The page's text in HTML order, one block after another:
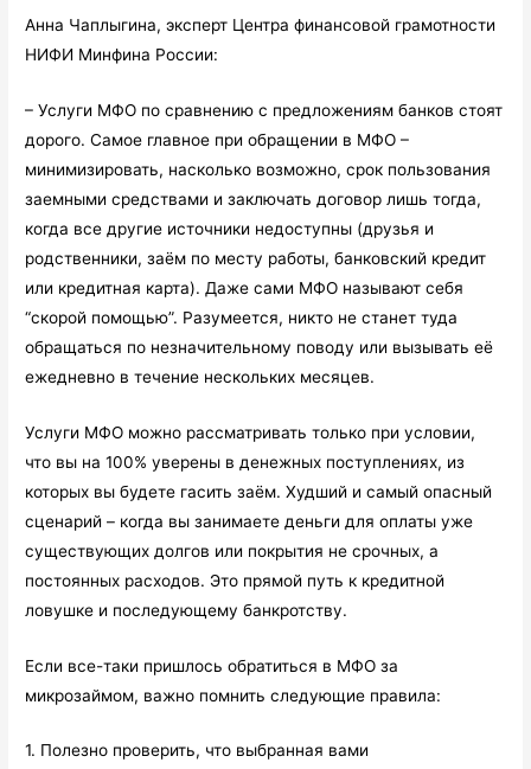
Анна Чаплыгина, эксперт Центра финансовой грамотности
НИФИ Минфина России:
– Услуги МФО по сравнению с предложениям банков стоят
дорого. Самое главное при обращении в МФО –
минимизировать, насколько возможно, срок пользования
заемными средствами и заключать договор лишь тогда,
когда все другие источники недоступны (друзья и
родственники, заём по месту работы, банковский кредит
или кредитная карта). Даже сами МФО называют себя
“скорой помощью”. Разумеется, никто не станет туда
обращаться по незначительному поводу или вызывать её
ежедневно в течение нескольких месяцев.
Услуги МФО можно рассматривать только при условии,
что вы на 100% уверены в денежных поступлениях, из
которых вы будете гасить заём. Худший и самый опасный
сценарий – когда вы занимаете деньги для оплаты уже
существующих долгов или покрытия не срочных, а
постоянных расходов. Это прямой путь к кредитной
ловушке и последующему банкротству.
Если все-таки пришлось обратиться в МФО за
микрозаймом, важно помнить следующие правила:
1. Полезно проверить, что выбранная вами